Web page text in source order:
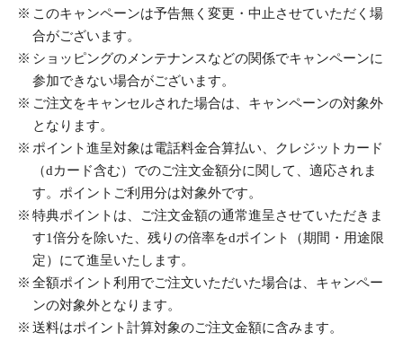
このキャンペーンは予告無く変更・中止させていただく場
合がございます。
ショッピングのメンテナンスなどの関係でキャンペーンに
参加できない場合がございます。
ご注文をキャンセルされた場合は、キャンペーンの対象外
となります。
ポイント進呈対象は電話料金合算払い、クレジットカード
（dカード含む）でのご注文金額分に関して、適応されま
す。ポイントご利用分は対象外です。
特典ポイントは、ご注文金額の通常進呈させていただきま
す1倍分を除いた、残りの倍率をdポイント（期間・用途限
定）にて進呈いたします。
全額ポイント利用でご注文いただいた場合は、キャンペー
ンの対象外となります。
送料はポイント計算対象のご注文金額に含みます。